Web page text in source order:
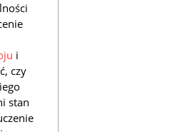
i
czy
stan